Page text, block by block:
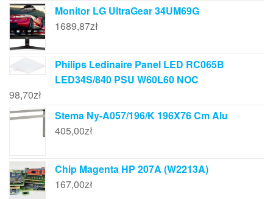
Monitor LG UltraGear 34UM69G
1689,87zł
Philips Ledinaire Panel LED RC065B
LED34S/840 PSU W60L60 NOC
98,70zł
Stema Ny-A057/196/K 196X76 Cm Alu
405,00zł
Chip Magenta HP 207A (W2213A)
167,00zł